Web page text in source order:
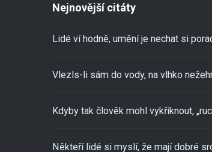
Nejnovější citáty
Lidé ví hodně, umění je nechat si
Vlezls-li sám do vody, na vlhko
Kdyby tak člověk mohl vykřiknout,
Někteří lidé si myslí, že mají dobré